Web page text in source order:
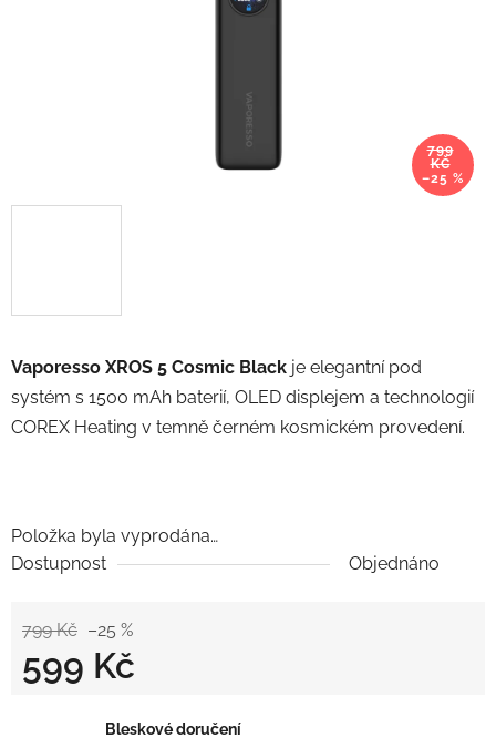
Vaporesso XROS 5 Cosmic Black je elegantní pod
systém s 1500 mAh baterií, OLED displejem a technologií
COREX Heating v temně černém kosmickém provedení.
Položka byla vyprodána…
Dostupnost
Objednáno
799 Kč –25 %
599 Kč
799
KČ
–25 %
Bleskové doručení